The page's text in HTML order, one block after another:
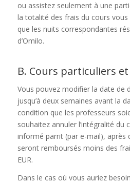
ou assistez seulement à une
la totalité des frais du cours
que les nuits correspondantes
d’Omilo.
B. Cours particuliers
Vous pouvez modifier la date de
jusqu’à deux semaines avant la
condition que les professeurs
souhaitez annuler l’intégralité du
informé parrit (par e-mail), après
seront remboursés moins des
EUR.
Dans le cas où vous auriez